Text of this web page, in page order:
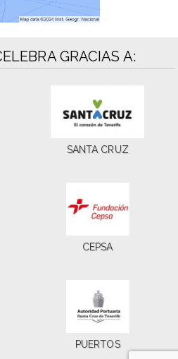
GRACIAS A:
SANTA CRUZ
CEPSA
PUERTOS